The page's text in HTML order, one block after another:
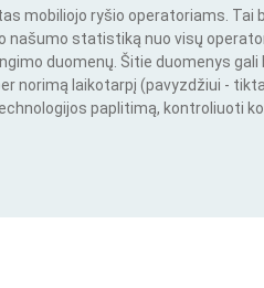
mobiliojo ryšio operatoriams. Tai
našumo statistiką nuo visų
duomenų. Šitie duomenys
norimą laikotarpį (pavyzdžiui -
paplitimą, kontroliuoti